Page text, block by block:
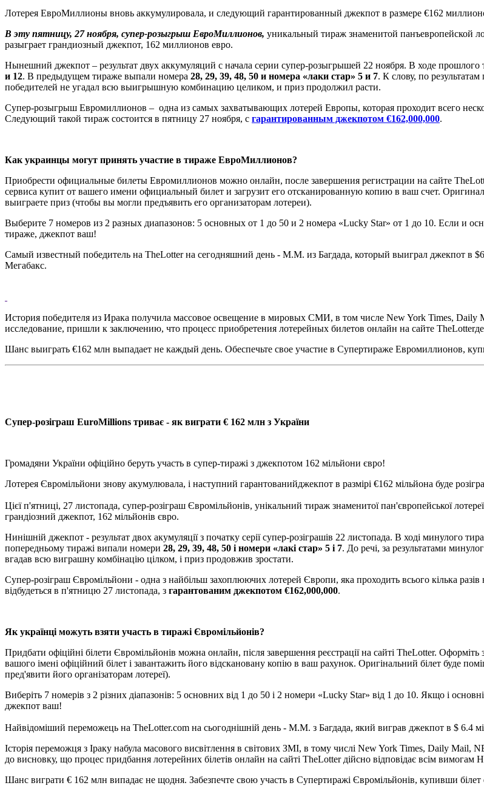
Лотерея ЕвроМиллионы вновь аккумулировала, и следующий гарантированный джекпот в размере €162
В эту пятницу, 27 ноября, супер-розыгрыш ЕвроМиллионов, уникальный тираж знаменитой панъевропейской
разыграет грандиозный джекпот, 162 миллионов евро.
Нынешний джекпот – результат двух аккумуляций с начала серии супер-розыгрышей 22 ноября. В ходе
и 12. В предыдущем тираже выпали номера 28, 29, 39, 48, 50 и номера «лаки стар» 5 и 7. К слову, по
победителей не угадал всю выигрышную комбинацию целиком, и приз продолжил расти.
Супер-розыгрыш Евромиллионов – одна из самых захватывающих лотерей Европы, которая проходит всего
Следующий такой тираж состоится в пятницу 27 ноября, с гарантированным джекпотом €162,000,000.
Как украинцы могут принять участие в тираже ЕвроМиллионов?
Приобрести официальные билеты Евромиллионов можно онлайн, после завершения регистрации на сайте
сервиса купит от вашего имени официальный билет и загрузит его отсканированную копию в ваш счет.
выиграете приз (чтобы вы могли предъявить его организаторам лотереи).
Выберите 7 номеров из 2 разных диапазонов: 5 основных от 1 до 50 и 2 номера «Lucky Star» от 1 до 10. Если и
тираже, джекпот ваш!
Самый известный победитель на TheLotter на сегодняшний день - М.М. из Багдада, который выиграл джекпот в
Мегабакс.
История победителя из Ирака получила массовое освещение в мировых СМИ, в том числе New York Times, Daily
исследование, пришли к заключению, что процесс приобретения лотерейных билетов онлайн на сайте
Шанс выиграть €162 млн выпадает не каждый день. Обеспечьте свое участие в Супертираже Евромиллионов,
Cупер-розіграш EuroMillions триває - як виграти € 162 млн з України
Громадяни України офіційно беруть участь в супер-тиражі з джекпотом 162 мільйони євро!
Лотерея Євромільйони знову акумулювала, і наступний гарантованийджекпот в размірі €162 мільйона буде
Цієї п'ятниці, 27 листопада, супер-розіграш Євромільйонів, унікальний тираж знаменитої пан'європейської
грандіозний джекпот, 162 мільйонів євро.
Нинішній джекпот - результат двох акумуляції з початку серії супер-розіграшів 22 листопада. В ході минулого
попередньому тиражі випали номери 28, 29, 39, 48, 50 і номери «лакі стар» 5 і 7. До речі, за результатами
вгадав всю виграшну комбінацію цілком, і приз продовжив зростати.
Супер-розіграш Євромільйони - одна з найбільш захоплюючих лотерей Європи, яка проходить всього кілька
відбудеться в п'ятницю 27 листопада, з гарантованим джекпотом €162,000,000.
Як українці можуть взяти участь в тиражі Євромільйонів?
Придбати офіційні білети Євромільйонів можна онлайн, після завершення реєстрації на сайті TheLotter. Оформіть
вашого імені офіційний білет і завантажить його відскановану копію в ваш рахунок. Оригінальний білет буде
пред'явити його організаторам лотереї).
Виберіть 7 номерів з 2 різних діапазонів: 5 основних від 1 до 50 і 2 номери «Lucky Star» від 1 до 10. Якщо і
джекпот ваш!
Найвідоміший переможець на TheLotter.com на сьогоднішній день - М.М. з Багдада, який виграв джекпот в $ 6.4
Історія переможця з Іраку набула масового висвітлення в світових ЗМІ, в тому числі New York Times, Daily
до висновку, що процес придбання лотерейних білетів онлайн на сайті TheLotter дійсно відповідає всім вимогам
Шанс виграти € 162 млн випадає не щодня. Забезпечте свою участь в Супертиражі Євромільйонів, купивши білет